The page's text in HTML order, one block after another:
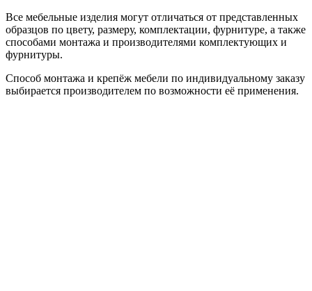
Все мебельные изделия могут отличаться от представленных
образцов по цвету, размеру, комплектации, фурнитуре, а также
способами монтажа и производителями комплектующих и
фурнитуры.
Способ монтажа и крепёж мебели по индивидуальному заказу
выбирается производителем по возможности её применения.